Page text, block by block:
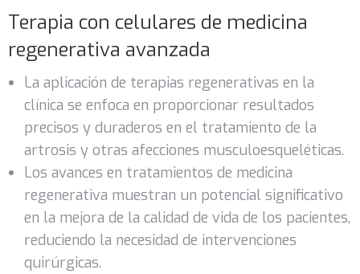
Terapia con celulares de medicina
regenerativa avanzada
La aplicación de terapias regenerativas en la
clínica se enfoca en proporcionar resultados
precisos y duraderos en el tratamiento de la
artrosis y otras afecciones musculoesqueléticas.
Los avances en tratamientos de medicina
regenerativa muestran un potencial significativo
en la mejora de la calidad de vida de los pacientes,
reduciendo la necesidad de intervenciones
quirúrgicas.